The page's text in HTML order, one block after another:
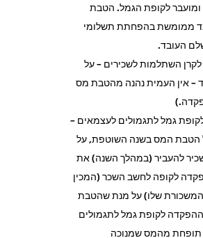
לקופת הגמל. הטבת
ממומשת בהפחתת תשלומי
העובד.
השתלמות לשכירים – על
– אין העמית נהנה מהטבת מס
גמל לתגמולים לעצמאים –
הטבת המס בשנה השוטפת, על
להעביר (במהלך השנה) את
לקופה לחשב השכר (המכין
שלו) על מנת שהטבת
לקופת גמל לתגמולים
מהמס שמנוכה